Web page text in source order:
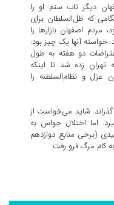
دیگر تاب ستم او را
خورشیدی، هنگامی که ظل‌السلطان برای
مردم اصفهان بازارها را
آنها یک چیز بود:
۳۴ سال. این اعتراضات دو هفته به طول
زده شد تا اینکه
و نظام‌السلطنه را
گذراند. شاید می‌خواست از
اما اختلال حواس به
در دهم تیرماه ۱۲۹۷ خورشیدی (برخی منابع دوازدهم
کام مرگ فرو رفت.